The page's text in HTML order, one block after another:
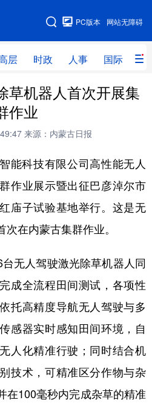
网站无障碍
PC版本
层 时政 人事 国际 财
站地图
时政 人事
全球连线
量子 体育
健康 军事
信息化 数字经济
溯源中国
时尚 悦读
亚太网 上市公司
草机器人首次开展集
作业
来源：内蒙古日报
科技有限公司高性能无人
作业展示暨出征巴彦淖尔市
庙子试验基地举行。这是无
在内蒙古集群作业。
无人驾驶激光除草机器人同
成全流程田间测试，各项性
托高精度导航无人驾驶与多
感器实时感知田间环境，自
人化精准行驶；同时结合机
技术，可精准区分作物与杂
在100毫秒内完成杂草的精准